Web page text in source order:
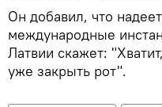
Он добавил, что
международные
Латвии скажет:
уже закрыть рот".